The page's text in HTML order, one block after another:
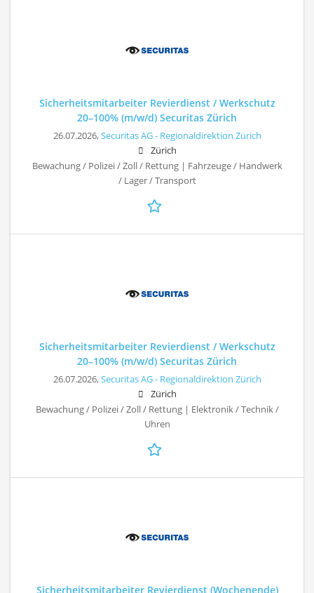
Sicherheitsmitarbeiter Revierdienst / Werkschutz
20–100% (m/w/d) Securitas Zürich
26.07.2026,Securitas AG - Regionaldirektion Zürich
Zürich
Bewachung / Polizei / Zoll / Rettung | Fahrzeuge / Handwerk
/ Lager / Transport
Sicherheitsmitarbeiter Revierdienst / Werkschutz
20–100% (m/w/d) Securitas Zürich
26.07.2026,Securitas AG - Regionaldirektion Zürich
Zürich
Bewachung / Polizei / Zoll / Rettung | Elektronik / Technik /
Uhren
Sicherheitsmitarbeiter Revierdienst (Wochenende)